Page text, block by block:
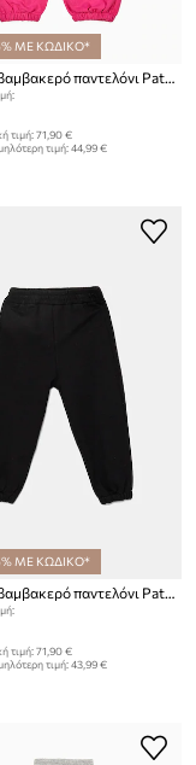
ΜΕ ΚΩΔΙΚΟ*
Παιδικό βαμβακερό παντελόνι Patrizia Pepe K103
τιμή:71,90 €
τιμή:44,99 €
ΜΕ ΚΩΔΙΚΟ*
Παιδικό βαμβακερό παντελόνι Patrizia Pepe K103
τιμή:71,90 €
τιμή:43,99 €